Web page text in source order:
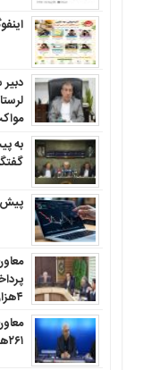
به
پیش
۴هزار و ۶۵۴ فقره وام ازدواج از ابتدای سال جاری
۲۶۱هزا تن گندم از کشاورزان استان